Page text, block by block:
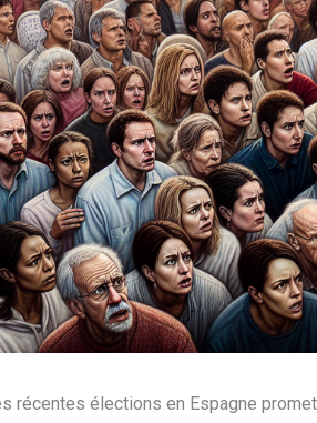
récentes élections en Espagne